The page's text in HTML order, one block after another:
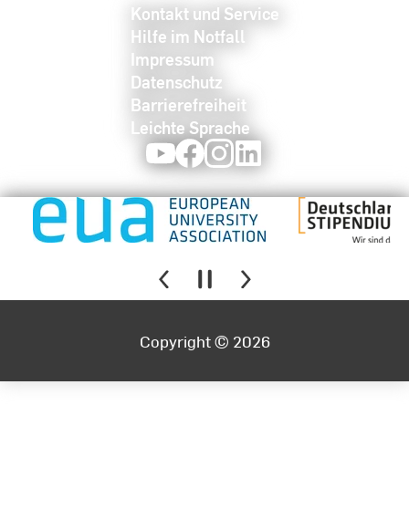
Kontakt und Service
Hilfe im Notfall
Impressum
Datenschutz
Barrierefreiheit
Leichte Sprache
YoutubeFacebookInstagram
Copyright © 2026